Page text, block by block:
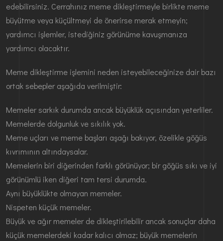
edebilirsiniz. Cerrahınız meme dikleştirmeyle birlikte meme
büyütme veya küçültmeyi de önerirse merak etmeyin;
yardımcı işlemler, istediğiniz görünüme kavuşmanıza
yardımcı olacaktır.
Meme dikleştirme işlemini neden isteyebileceğinize dair bazı
ortak sebepler aşağıda verilmiştir:
Memeler sarkık durumda ancak büyüklük açısından yeterliler.
Memelerde dolgunluk ve sıkılık yok.
Meme uçları ve meme başları aşağı bakıyor, özelikle göğüs
kıvrımının altındaysalar.
Memelerin biri diğerinden farklı görünüyor; bir göğüs sıkı ve iyi
görünümlü iken diğeri tam tersi durumda.
Aynı büyüklükte olmayan memeler.
Nispeten küçük memeler.
Büyük ve ağır memeler de dikleştirilebilir ancak sonuçlar daha
küçük memelerdeki kadar kalıcı olmaz; büyük memelerin